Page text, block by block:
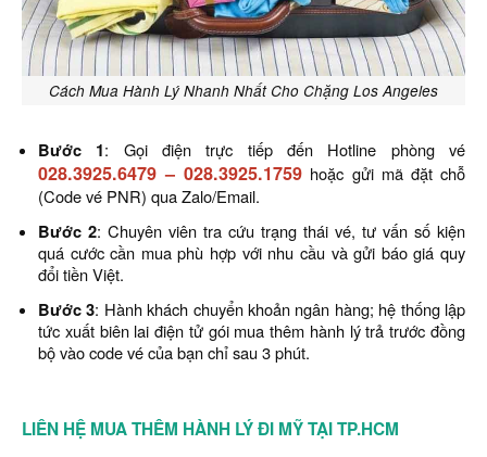
Cách Mua Hành Lý Nhanh Nhất Cho Chặng Los Angeles
Bước 1: Gọi điện trực tiếp đến Hotline phòng vé
028.3925.6479 –028.3925.1759 hoặc gửi mã đặt chỗ
(Code vé PNR) qua Zalo/Email.
Bước 2: Chuyên viên tra cứu trạng thái vé, tư vấn số kiện
quá cước cần mua phù hợp với nhu cầu và gửi báo giá quy
đổi tiền Việt.
Bước 3: Hành khách chuyển khoản ngân hàng; hệ thống lập
tức xuất biên lai điện tử gói mua thêm hành lý trả trước đồng
bộ vào code vé của bạn chỉ sau 3 phút.
LIÊN HỆ MUA THÊM HÀNH LÝ ĐI MỸ TẠI TP.HCM